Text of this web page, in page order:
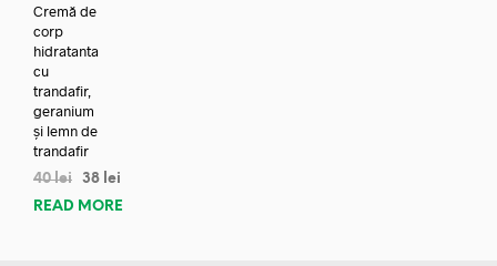
Cremă de
corp
hidratanta
cu
trandafir,
geranium
și lemn de
trandafir
40lei 38 lei
READ MORE